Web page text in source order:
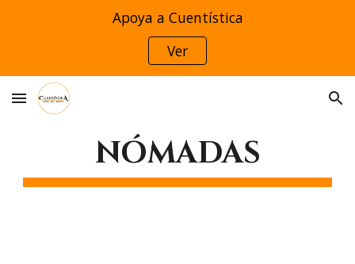
Skip to main content
Apoya a Cuentística
Ver
NÓMADAS